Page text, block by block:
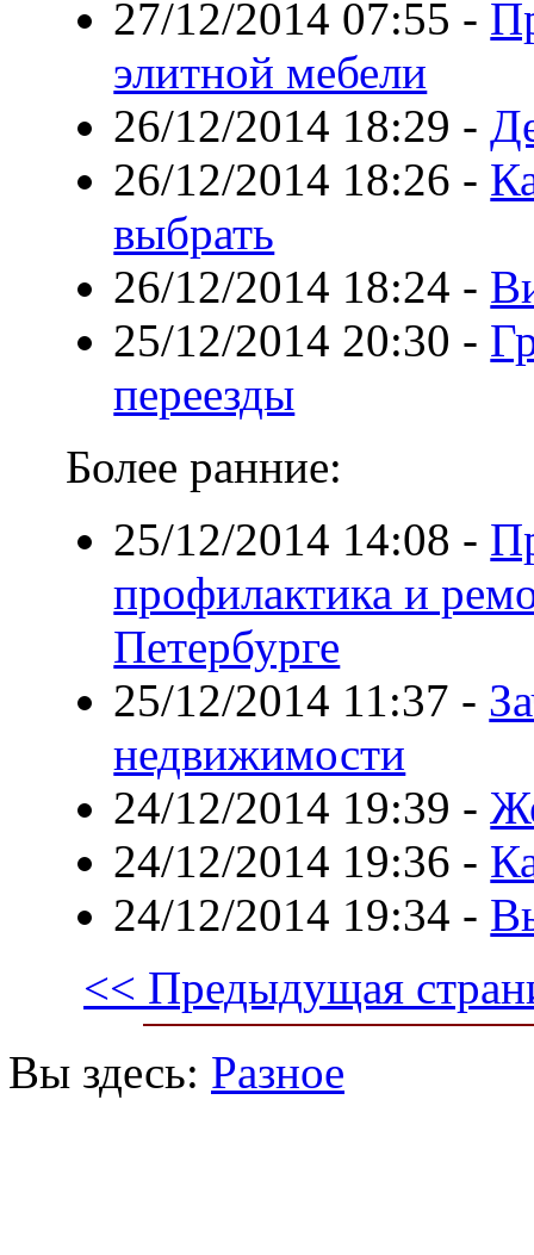
27/12/2014 07:55 -
элитной мебели
26/12/2014 18:29 -
26/12/2014 18:26 -
выбрать
26/12/2014 18:24 -
25/12/2014 20:30 -
переезды
Более ранние:
25/12/2014 14:08 -
профилактика и
Петербурге
25/12/2014 11:37 -
недвижимости
24/12/2014 19:39 -
24/12/2014 19:36 -
24/12/2014 19:34 -
<< Предыдущая
Вы здесь: Разное